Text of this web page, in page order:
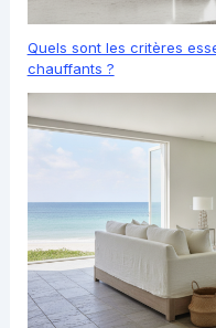
Quels sont les critères
chauffants ?